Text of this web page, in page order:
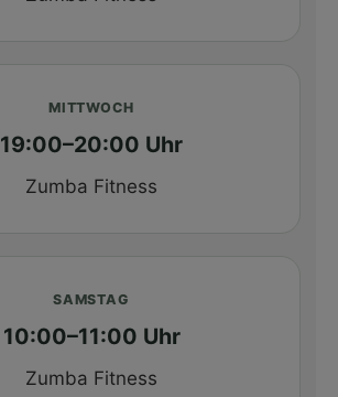
MITTWOCH
19:00–20:00 Uhr
Zumba Fitness
SAMSTAG
10:00–11:00 Uhr
Zumba Fitness